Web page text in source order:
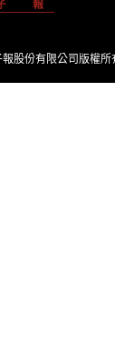
股份有限公司版權所